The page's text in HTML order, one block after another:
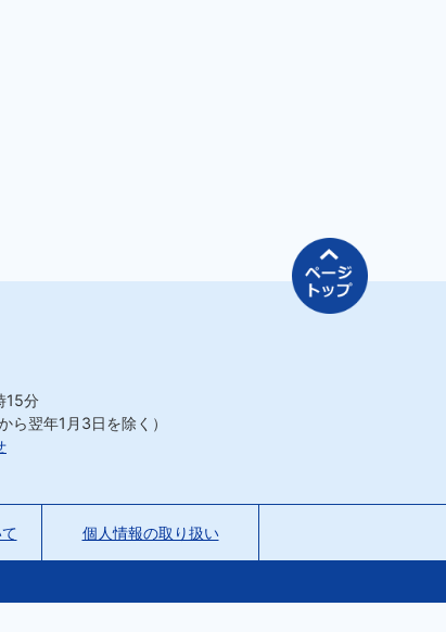
15分
ら翌年1月3日を除く）
個人情報の取り扱い